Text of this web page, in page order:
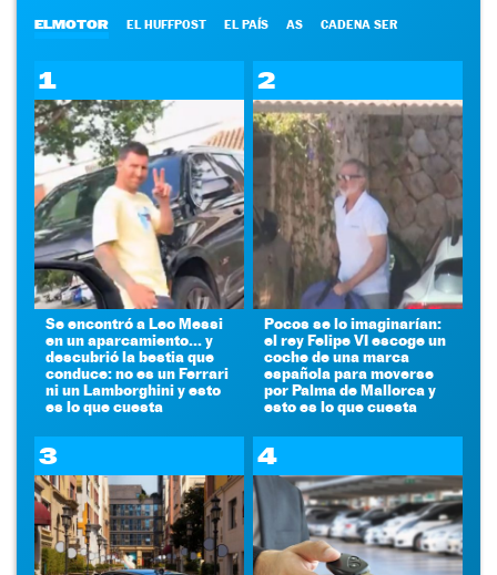
ELMOTOR EL HUFFPOST EL PAÍS AS CADENA SER
1
Se encontró a Leo Messi
en un aparcamiento... y
descubrió la bestia que
conduce: no es un Ferrari
ni un Lamborghini y esto
es lo que cuesta
2
Pocos se lo imaginarían:
el rey Felipe VI escoge un
coche de una marca
española para moverse
por Palma de Mallorca y
esto es lo que cuesta
3 4